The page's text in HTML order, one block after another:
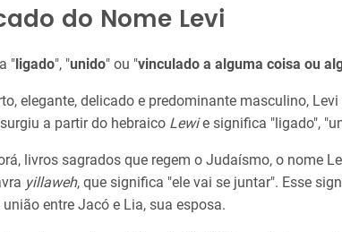
do Nome Levi
"ligado", "unido" ou "vinculado a alguma coisa ou
elegante, delicado e predominante masculino,
a partir do hebraico Lewie significa "ligado",
livros sagrados que regem o Judaísmo, o nome
yillaweh, que significa "ele vai se juntar". Esse
entre Jacó e Lia, sua esposa.